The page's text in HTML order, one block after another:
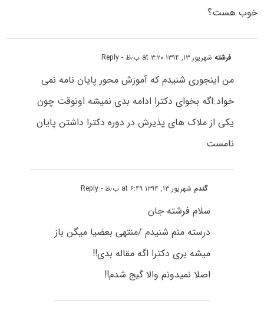
خوب هست؟
فرشتهشهریور ۱۳, ۱۳۹۴ at ۳:۲۰ ب٫ظ - Reply
من اینجوری شنیدم که آموزش محور پایان نامه نمی
خواد.اگه بخوای دکترا ادامه بدی نمیشه اونوقت چون
یکی از ملاک های پذیرش در دوره دکترا داشتن پایان
نامست
گندم شهریور ۱۳, ۱۳۹۴ at ۶:۴۹ ب٫ظ - Reply
سلام فرشته جان
درسته منم شنیدم /منتهی بعضیا میگن باز
میشه بری دکترا اگه مقاله بدی!!
اصلا نمیدونم والا گیج شدم!!